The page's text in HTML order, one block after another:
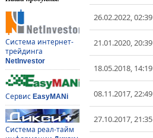
Система интернет-
трейдинга
NetInvestor
Сервис EasyMANi
Система реал-тайм
26.02.2022, 02:39
21.01.2020, 20:39
18.05.2018, 14:19
08.11.2017, 22:49
27.10.2017, 21:35